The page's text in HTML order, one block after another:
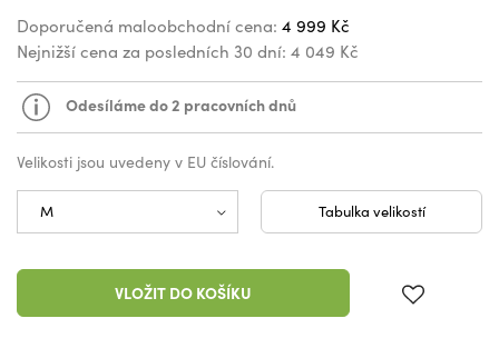
Doporučená maloobchodní cena: 4 999 Kč
Nejnižší cena za posledních 30 dní: 4 049 Kč
Odesíláme do 2 pracovních dnů
Velikosti jsou uvedeny v EU číslování.
Tabulka velikostí
VLOŽIT DO KOŠÍKU